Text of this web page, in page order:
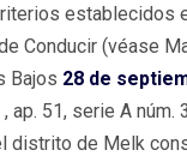
establecidos
Conducir (véase
Bajos 28 de
, ap. 51, serie A núm.
distrito de Melk